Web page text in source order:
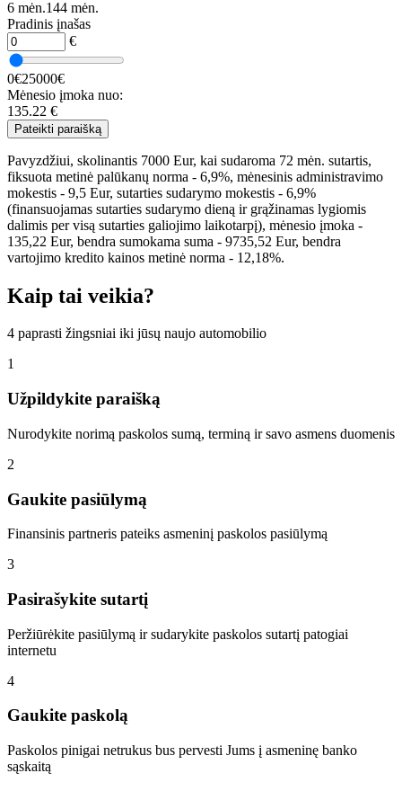
6 mėn.144 mėn.
Pradinis įnašas
€
0€25000€
Mėnesio įmoka nuo:
135.22 €
Pateikti paraišką
Pavyzdžiui, skolinantis 7000 Eur, kai sudaroma 72 mėn. sutartis,
fiksuota metinė palūkanų norma - 6,9%, mėnesinis administravimo
mokestis - 9,5 Eur, sutarties sudarymo mokestis - 6,9%
(finansuojamas sutarties sudarymo dieną ir grąžinamas lygiomis
dalimis per visą sutarties galiojimo laikotarpį), mėnesio įmoka -
135,22 Eur, bendra sumokama suma - 9735,52 Eur, bendra
vartojimo kredito kainos metinė norma - 12,18%.
Kaip tai veikia?
4 paprasti žingsniai iki jūsų naujo automobilio
1
Užpildykite paraišką
Nurodykite norimą paskolos sumą, terminą ir savo asmens duomenis
2
Gaukite pasiūlymą
Finansinis partneris pateiks asmeninį paskolos pasiūlymą
3
Pasirašykite sutartį
Peržiūrėkite pasiūlymą ir sudarykite paskolos sutartį patogiai
internetu
4
Gaukite paskolą
Paskolos pinigai netrukus bus pervesti Jums į asmeninę banko
sąskaitą